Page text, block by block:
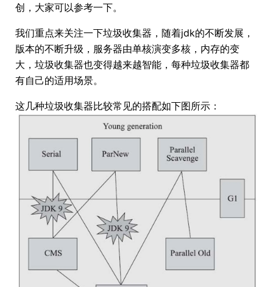
创，大家可以参考一下。
我们重点来关注一下垃圾收集器，随着jdk的不断发展，
版本的不断升级，服务器由单核演变多核，内存的变
大，垃圾收集器也变得越来越智能，每种垃圾收集器都
有自己的适用场景。
这几种垃圾收集器比较常见的搭配如下图所示：